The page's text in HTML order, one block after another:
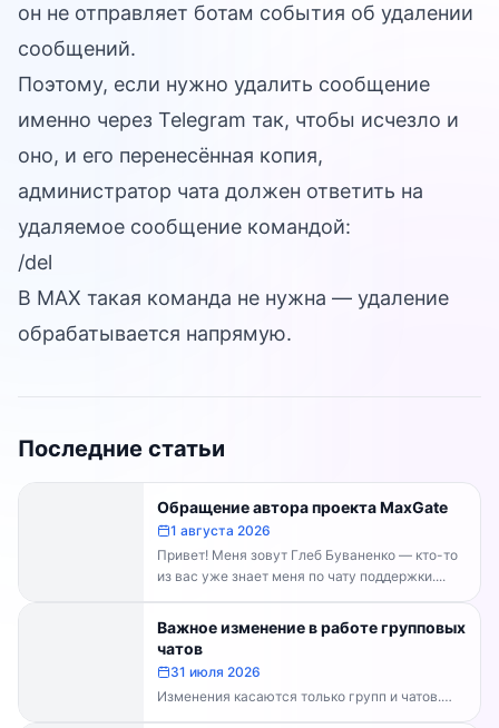
он не отправляет ботам события об удалении
сообщений.
Поэтому, если нужно удалить сообщение
именно через Telegram так, чтобы исчезло и
оно, и его перенесённая копия,
администратор чата должен ответить на
удаляемое сообщение командой:
/del
В MAX такая команда не нужна — удаление
обрабатывается напрямую.
Последние статьи
Обращение автора проекта MaxGate
1 августа 2026
Привет! Меня зовут Глеб Буваненко — кто-то
из вас уже знает меня по чату поддержки....
Важное изменение в работе групповых
чатов
31 июля 2026
Изменения касаются только групп и чатов.
Каналы работают в прежнем режиме —